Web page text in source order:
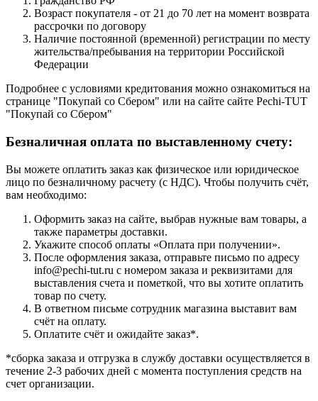
Возраст покупателя - от 21 до 70 лет на момент возврата
рассрочки по договору
Наличие постоянной (временной) регистрации по месту
жительства/пребывания на территории Российской
Федерации
Подробнее с условиями кредитования можно ознакомиться на
странице "Покупай со Сбером" или на сайте сайте Pechi-TUT
"Покупай со Сбером"
Безналичная оплата по выставленному счету:
Вы можете оплатить заказ как физическое или юридическое
лицо по безналичному расчету (с НДС). Чтобы получить счёт,
вам необходимо:
Оформить заказ на сайте, выбрав нужные вам товары, а
также параметры доставки.
Укажите способ оплаты «Оплата при получении».
После оформления заказа, отправьте письмо по адресу
info@pechi-tut.ru с номером заказа и реквизитами для
выставления счета и пометкой, что вы хотите оплатить
товар по счету.
В ответном письме сотрудник магазина выставит вам
счёт на оплату.
Оплатите счёт и ожидайте заказ*.
*сборка заказа и отгрузка в службу доставки осуществляется в
течение 2-3 рабочих дней с момента поступления средств на
счет организации.